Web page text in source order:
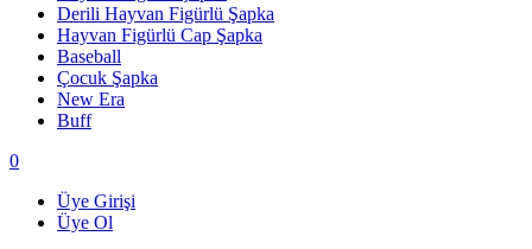
Derili Hayvan Figürlü Şapka
Hayvan Figürlü Cap Şapka
Baseball
Çocuk Şapka
New Era
Buff
0
Üye Girişi
Üye Ol